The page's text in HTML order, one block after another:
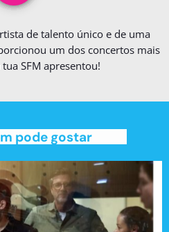
de talento único e de uma
um dos concertos mais
SFM apresentou!
pode gostar